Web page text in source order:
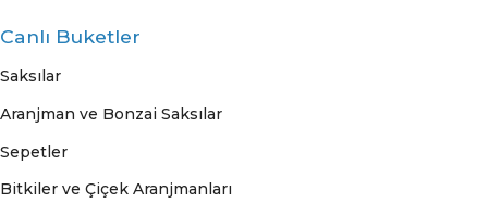
Canlı Buketler
Saksılar
Aranjman ve Bonzai Saksılar
Sepetler
Bitkiler ve Çiçek Aranjmanları